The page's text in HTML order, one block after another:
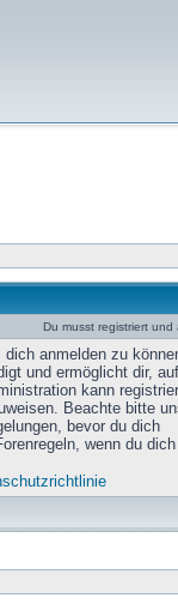
Du musst registriert
anmelden zu
und ermöglicht dir, auf
kann
Beachte bitte
bevor du dich
wenn du